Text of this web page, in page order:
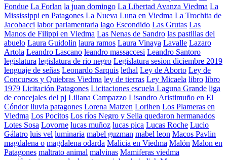
Fondue La Forlan la juan domingo La Libertad Avanza Viedma La
Mississippi en Patagones La Nueva Luna en Viedma La Trochita de
Jacobacci labor parlamentaria lago Escondido Las Grutas Las
Manos de Filippi en Viedma Las Nenas de Sandro las pastillas del
abuelo Laura Guidolin laura ramos Laura Vinaya Lavalle Lazaro
Artola Leandro Lascano leandro massaccesi Leandro Santoro
legislatura legislatura de rio negro Legislatura sesion diciembre 2019
lenguaje de señas Leonardo Sarquis lethal Ley de Aborto Ley de
Concursos y Quiebras Viedma ley de tierras Ley Micaela libro libro
1979 Licitación Patagones Licitaciones escuela Laguna Grande liga
de concejales del pj Liliana Campazzo Lisandro Aristimuño en El
Cóndor lluvia patagones Lorena Matzen Lorihen Los Plameras en
Viedma Los Pocitos Los ríos Negro y Sella quedaron hermanados
Lotes Sosa Lovorne lucas muñoz lucas pica Lucas Roche Lucio
Gálatro luis vel luminaria mabel guzman mabel leon Macos Pavlin
magdalena o magdalena odarda Malicia en Viedma Malón Malon en
Patagones maltrato animal malvinas Mamiferas viedma